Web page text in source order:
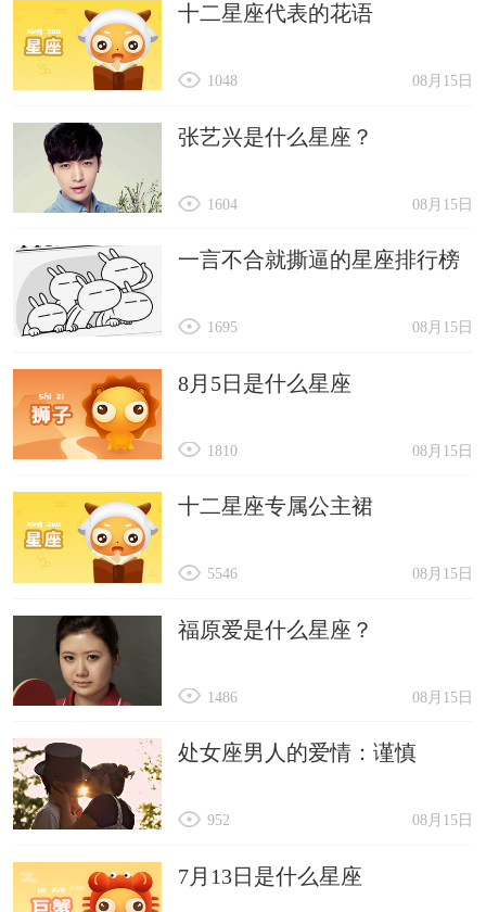
十二星座代表的花语
08月15日
1048
张艺兴是什么星座？
08月15日
1604
一言不合就撕逼的星座排行榜
08月15日
1695
8月5日是什么星座
08月15日
1810
十二星座专属公主裙
08月15日
5546
福原爱是什么星座？
08月15日
1486
处女座男人的爱情：谨慎
08月15日
952
7月13日是什么星座